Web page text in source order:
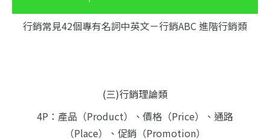
行銷常見42個專有名詞中英文－行銷ABC 進階行銷類
(三)行銷理論類
4P：產品（Product）、價格（Price）、通路
（Place）、促銷（Promotion）